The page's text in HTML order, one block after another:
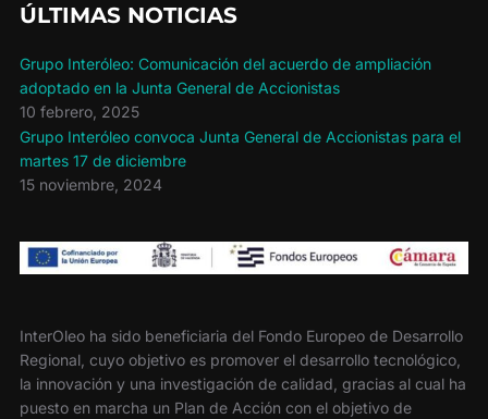
ÚLTIMAS NOTICIAS
Grupo Interóleo: Comunicación del acuerdo de ampliación
adoptado en la Junta General de Accionistas
10 febrero, 2025
Grupo Interóleo convoca Junta General de Accionistas para el
martes 17 de diciembre
15 noviembre, 2024
InterOleo ha sido beneficiaria del Fondo Europeo de Desarrollo
Regional, cuyo objetivo es promover el desarrollo tecnológico,
la innovación y una investigación de calidad, gracias al cual ha
puesto en marcha un Plan de Acción con el objetivo de